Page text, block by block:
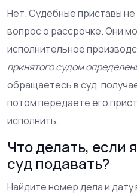
Нет. Судебные приставы
вопрос о рассрочке. Они
исполнительное
принятого судом
обращаетесь в суд,
потом передаете его
исполнить.
Что делать, если
суд подавать?
Найдите номер дела и